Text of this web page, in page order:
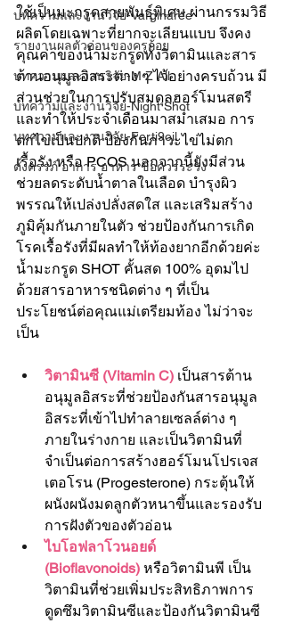
บทความและงานวิจัย-Varginaree
รายงานผลตัวอ่อนของครูก้อย
บทความและงานวิจัย-M Z All
บทความและงานวิจัย-Night Shot
บทความและงานวิจัย-Ferti9oil
ตั้งครรภ์ อาการ อาหาร ข้อควรระวัง
ใช้เป็นมะกรูดสายพันธุ์พิเศษ ผ่านกรรมวิธี
ผลิตโดยเฉพาะที่ยากจะเลียนแบบ จึงคง
คุณค่าของน้ำมะกรูดทั้งวิตามินและสาร
ต้านอนุมูลอิสระต่าง ๆ ไว้อย่างครบถ้วน มี
ส่วนช่วยในการปรับสมดุลฮอร์โมนสตรี
และทำให้ประจำเดือนมาสม่ำเสมอ การ
ตกไข่เป็นปกติ ป้องกันภาวะไข่ไม่ตก
เรื้อรัง หรือ PCOS นอกจากนี้ยังมีส่วน
ช่วยลดระดับน้ำตาลในเลือด บำรุงผิว
พรรณให้เปล่งปลั่งสดใส และเสริมสร้าง
ภูมิคุ้มกันภายในตัว ช่วยป้องกันการเกิด
โรคเรื้อรังที่มีผลทำให้ท้องยากอีกด้วยค่ะ
น้ำมะกรูด SHOT คั้นสด 100% อุดมไป
ด้วยสารอาหารชนิดต่าง ๆ ที่เป็น
ประโยชน์ต่อคุณแม่เตรียมท้อง ไม่ว่าจะ
เป็น
วิตามินซี (Vitamin C) เป็นสารต้าน
อนุมูลอิสระที่ช่วยป้องกันสารอนุมูล
อิสระที่เข้าไปทำลายเซลล์ต่าง ๆ
ภายในร่างกาย และเป็นวิตามินที่
จำเป็นต่อการสร้างฮอร์โมนโปรเจส
เตอโรน (Progesterone) กระตุ้นให้
ผนังผนังมดลูกตัวหนาขึ้นและรองรับ
การฝังตัวของตัวอ่อน
ไบโอฟลาโวนอยด์
(Bioflavonoids) หรือวิตามินพี เป็น
วิตามินที่ช่วยเพิ่มประสิทธิภาพการ
ดูดซึมวิตามินซีและป้องกันวิตามินซี